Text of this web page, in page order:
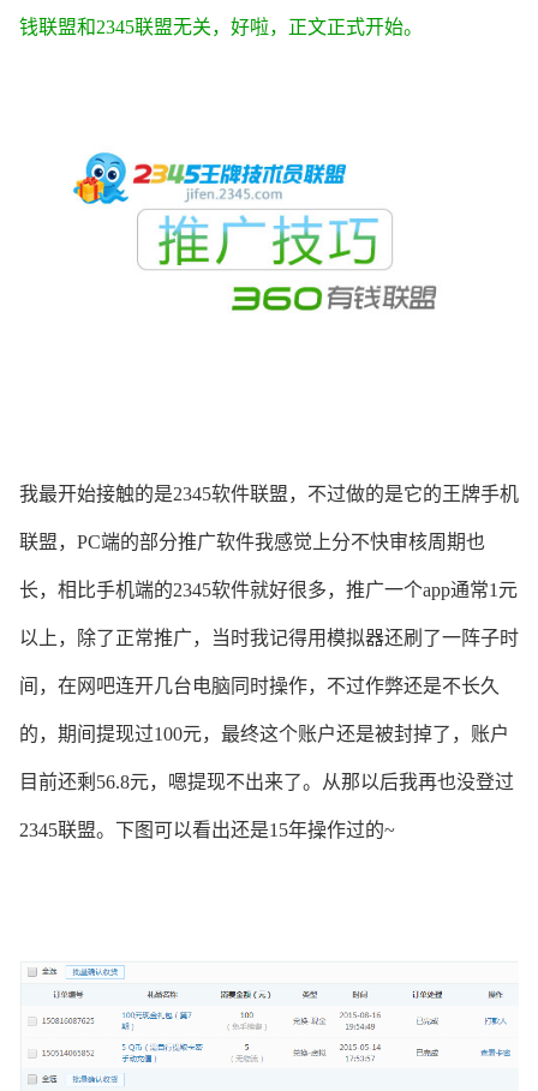
钱联盟和2345联盟无关，好啦，正文正式开始。
我最开始接触的是2345软件联盟，不过做的是它的王牌手机
联盟，PC端的部分推广软件我感觉上分不快审核周期也
长，相比手机端的2345软件就好很多，推广一个app通常1元
以上，除了正常推广，当时我记得用模拟器还刷了一阵子时
间，在网吧连开几台电脑同时操作，不过作弊还是不长久
的，期间提现过100元，最终这个账户还是被封掉了，账户
目前还剩56.8元，嗯提现不出来了。从那以后我再也没登过
2345联盟。下图可以看出还是15年操作过的~